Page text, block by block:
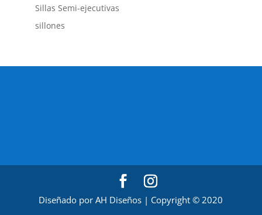
Sillas Semi-ejecutivas
sillones
Diseñado por AH Diseños | Copyright © 2020